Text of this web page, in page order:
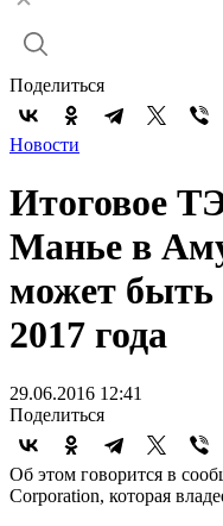
Поделиться
Новости
Итоговое
Манье в
может быть
2017 года
29.06.2016 12:41
Поделиться
Об этом говорится в
Corporation, которая